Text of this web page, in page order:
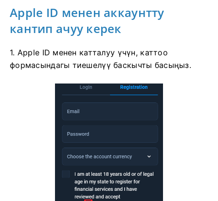
Apple ID менен аккаунтту
кантип ачуу керек
1. Apple ID менен катталуу үчүн, каттоо
формасындагы тиешелүү баскычты басыңыз.